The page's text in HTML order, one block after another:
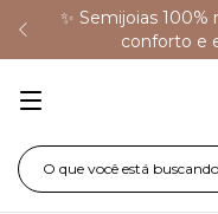
✨ Semijoias
conforto e